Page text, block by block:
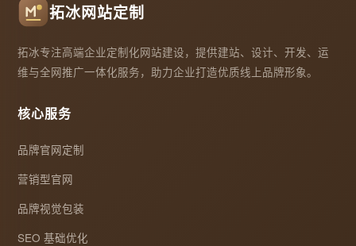
拓冰网站定制
拓冰专注高端企业定制化网站建设，提供建站、设计、开发、运
维与全网推广一体化服务，助力企业打造优质线上品牌形象。
核心服务
品牌官网定制
营销型官网
品牌视觉包装
SEO 基础优化